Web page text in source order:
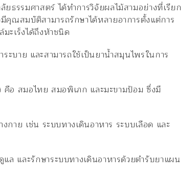
รรมศาสตร์ ได้ทำการวิจัยผลไม้สามอย่างที่เรียก
ณสมบัติสามารถรักษาได้หลายอาการตั้งแต่การ
ะเร็งได้ถึงห้าชนิด
ะบาย และสามารถใช้เป็นยาน้ำสมุนไพรในการ
คือ สมอไทย สมอพิเภก และมะขามป้อม ซึ่งมี
กาย เช่น ระบบทางเดินอาหาร ระบบเลือด และ
และรักษาระบบทางเดินอาหารด้วยตำรับยาแผน